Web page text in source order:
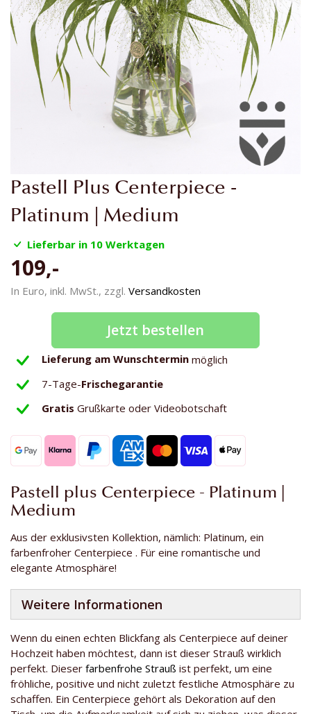
Pastell Plus Centerpiece -
Platinum | Medium
Lieferbar in 10 Werktagen
109,-
In Euro, inkl. MwSt., zzgl. Versandkosten
Jetzt bestellen
Lieferung am Wunschtermin möglich
7-Tage-Frischegarantie
Gratis Grußkarte oder Videobotschaft
Pastell plus Centerpiece - Platinum |
Medium
Aus der exklusivsten Kollektion, nämlich: Platinum, ein
farbenfroher Centerpiece . Für eine romantische und
elegante Atmosphäre!
Weitere Informationen
Wenn du einen echten Blickfang als Centerpiece auf deiner
Hochzeit haben möchtest, dann ist dieser Strauß wirklich
perfekt. Dieser farbenfrohe Strauß ist perfekt, um eine
fröhliche, positive und nicht zuletzt festliche Atmosphäre zu
schaffen. Ein Centerpiece gehört als Dekoration auf den
Zum
Anfang
der
springen